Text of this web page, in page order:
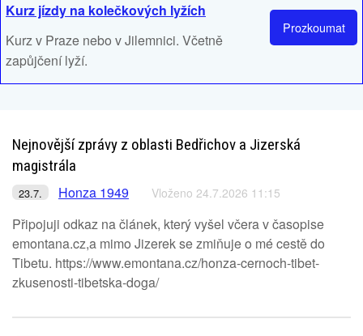
Prozkoumat
Kurz jízdy na kolečkových lyžích
Kurz v Praze nebo v Jilemnici. Včetně
zapůjčení lyží.
Nejnovější zprávy z oblasti Bedřichov a Jizerská
magistrála
23.7. Honza 1949 Vloženo 24.7.2026 11:15
Připojuji odkaz na článek, který vyšel včera v časopise
emontana.cz,a mimo Jizerek se zmiňuje o mé cestě do
Tibetu. https://www.emontana.cz/honza-cernoch-tibet-
zkusenosti-tibetska-doga/